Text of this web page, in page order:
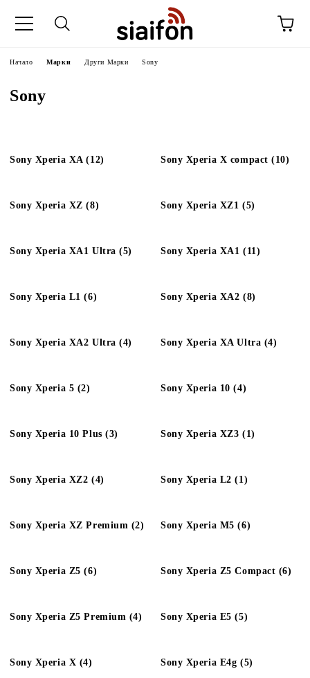
Начало Марки Други Марки Sony
Sony
Sony Xperia XA (12) Sony Xperia X compact (10)
Sony Xperia XZ (8) Sony Xperia XZ1 (5)
Sony Xperia XA1 Ultra (5) Sony Xperia XA1 (11)
Sony Xperia L1 (6) Sony Xperia XA2 (8)
Sony Xperia XA2 Ultra (4) Sony Xperia XA Ultra (4)
Sony Xperia 5 (2) Sony Xperia 10 (4)
Sony Xperia 10 Plus (3) Sony Xperia XZ3 (1)
Sony Xperia XZ2 (4) Sony Xperia L2 (1)
Sony Xperia XZ Premium (2) Sony Xperia M5 (6)
Sony Xperia Z5 (6) Sony Xperia Z5 Compact (6)
Sony Xperia Z5 Premium (4) Sony Xperia E5 (5)
Sony Xperia X (4) Sony Xperia E4g (5)